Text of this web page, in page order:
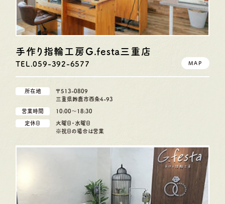
手作り指輪工房G.festa三重店
TEL.059-392-6577 MAP
所在地
〒513-0809
三重県鈴鹿市西条4-93
営業時間 10:00〜18:30
定休日
火曜日・水曜日
※祝日の場合は営業